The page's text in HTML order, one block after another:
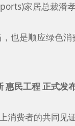
家居总裁潘
顺应绿色消费
惠民工程 正式发
费者的共同见证